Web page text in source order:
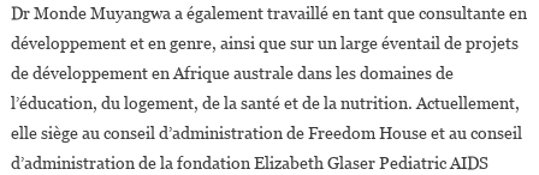
Dr Monde Muyangwa a également travaillé en tant que consultante en
développement et en genre, ainsi que sur un large éventail de projets
de développement en Afrique australe dans les domaines de
l’éducation, du logement, de la santé et de la nutrition. Actuellement,
elle siège au conseil d’administration de Freedom House et au conseil
d’administration de la fondation Elizabeth Glaser Pediatric AIDS